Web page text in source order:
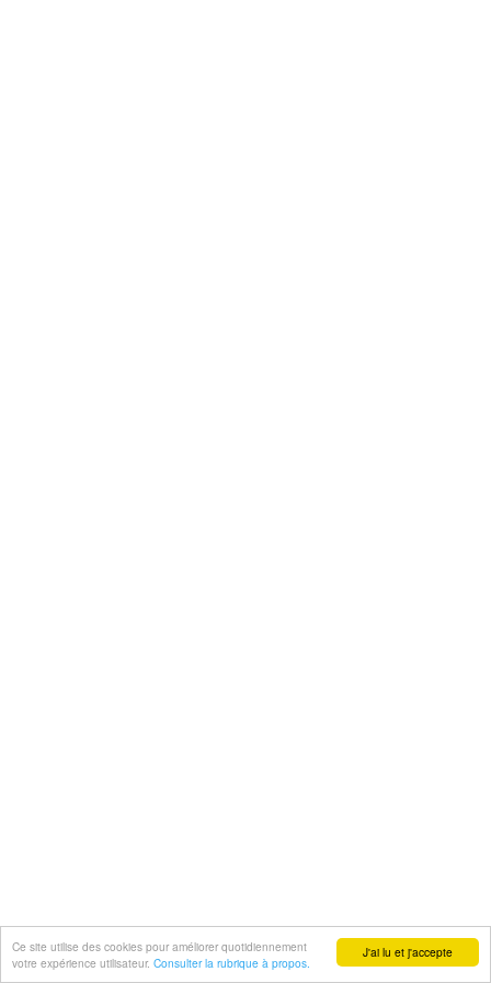
J'ai lu et j'accepte
Ce site utilise des cookies pour améliorer quotidiennement
votre expérience utilisateur. Consulter la rubrique à propos.